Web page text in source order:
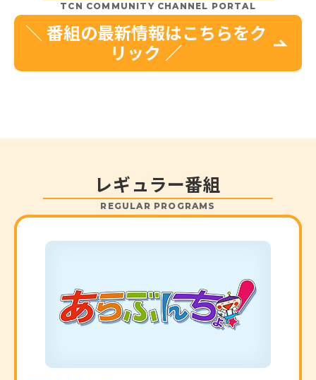
TCN COMMUNITY CHANNEL PORTAL
＼ 番組の最新情報はこちらをク
リック ／
レギュラー番組
REGULAR PROGRAMS